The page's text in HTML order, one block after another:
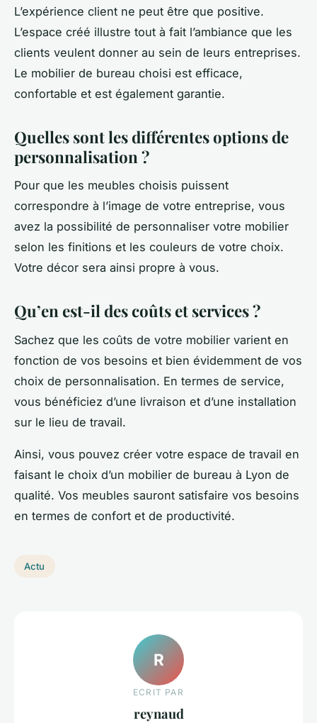
L’expérience client ne peut être que positive.
L’espace créé illustre tout à fait l’ambiance que les
clients veulent donner au sein de leurs entreprises.
Le mobilier de bureau choisi est efficace,
confortable et est également garantie.
Quelles sont les différentes options de
personnalisation ?
Pour que les meubles choisis puissent
correspondre à l’image de votre entreprise, vous
avez la possibilité de personnaliser votre mobilier
selon les finitions et les couleurs de votre choix.
Votre décor sera ainsi propre à vous.
Qu’en est-il des coûts et services ?
Sachez que les coûts de votre mobilier varient en
fonction de vos besoins et bien évidemment de vos
choix de personnalisation. En termes de service,
vous bénéficiez d’une livraison et d’une installation
sur le lieu de travail.
Ainsi, vous pouvez créer votre espace de travail en
faisant le choix d’un mobilier de bureau à Lyon de
qualité. Vos meubles sauront satisfaire vos besoins
en termes de confort et de productivité.
Actu
R
ECRIT PAR
reynaud